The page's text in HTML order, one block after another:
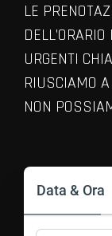
Data & Ora
LE
URGENTI
RIUSCIAMO
NON
VIEW ALL